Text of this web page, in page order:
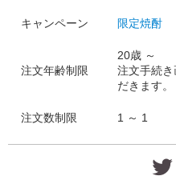
キャンペーン 限定焼酎
注文年齢制限
20歳 ～
注文手続
だきます。
注文数制限 1 ～ 1